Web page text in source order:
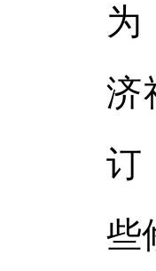
为
济
订
些